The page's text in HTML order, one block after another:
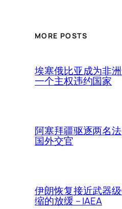
MORE POSTS
埃塞俄比亚成为非
一个主权违约国家
阿塞拜疆驱逐两名法
国外交官
伊朗恢复接近武器
缩的放缓 – IAEA